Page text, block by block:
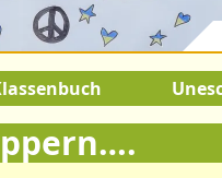
9.Juli 2026 bis